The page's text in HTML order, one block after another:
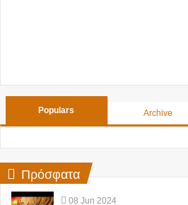
Populars Archive
Πρόσφατα
08 Jun 2024